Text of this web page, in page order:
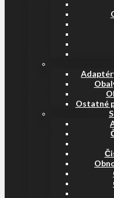
Ostatné